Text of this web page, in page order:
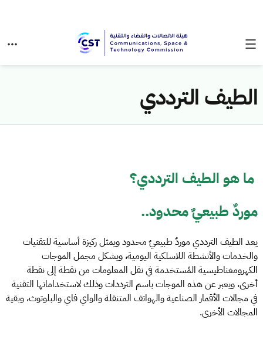
الطيف الترددي
​ ما هو الطيف الترددي​؟ ​​
موردٌ طبيعيٌ محدود..
يعد الطيف الترددي موردٌ طبيعيٌ محدود ويمثل ركيزة أساسية للتقنيات
والخدمات والأنشطة اللاسلكية اليومية، ويشكل مجمل الموجات
الكهرومغناطيسية المُستخدمة في نقل المعلومات من نقطة إلى نقطة
أخرى، ويعبر عن هذه الموجات باسم الترددات وذلك لاستخداماتها التقنية
في مجالات الأقمار الصناعية والهواتف المتنقلة والواي فاي والبلوتوث، وبقية
المجالات الأخرى.